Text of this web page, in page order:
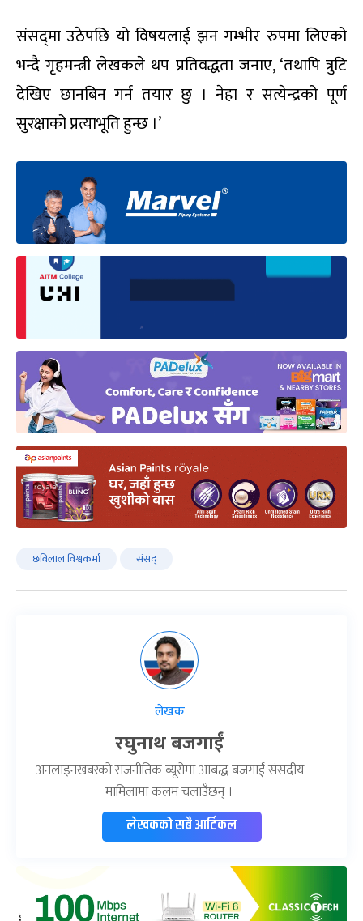
संसद्‌मा उठेपछि यो विषयलाई झन गम्भीर रुपमा लिएको
भन्दै गृहमन्त्री लेखकले थप प्रतिवद्धता जनाए, ‘तथापि त्रुटि
देखिए छानबिन गर्न तयार छु । नेहा र सत्येन्द्रको पूर्ण
सुरक्षाको प्रत्याभूति हुन्छ ।’
छविलाल विश्वकर्मा संसद्
लेखक
रघुनाथ बजगाईं
अनलाइनखबरको राजनीतिक ब्यूरोमा आबद्ध बजगाईं संसदीय
मामिलामा कलम चलाउँछन् ।
लेखकको सबै आर्टिकल